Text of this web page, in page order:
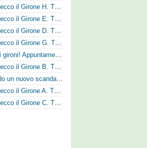
UFFICIALE: Serie D 2026/2027, ecco il Girone H. Tutte le squadre
UFFICIALE: Serie D 2026/2027, ecco il Girone E. Tutte le squadre
UFFICIALE: Serie D 2026/2027, ecco il Girone D. Tutte le squadre
UFFICIALE: Serie D 2026/2027, ecco il Girone G. Tutte le squadre
Serie D 2026/2027: è il giorno dei gironi! Appuntamento fissato
UFFICIALE: Serie D 2026/2027, ecco il Girone B. Tutte le squadre
Trapani, Antonini: «Sta emergendo un nuovo scandalo»
UFFICIALE: Serie D 2026/2027, ecco il Girone A. Tutte le squadre
UFFICIALE: Serie D 2026/2027, ecco il Girone C. Tutte le squadre